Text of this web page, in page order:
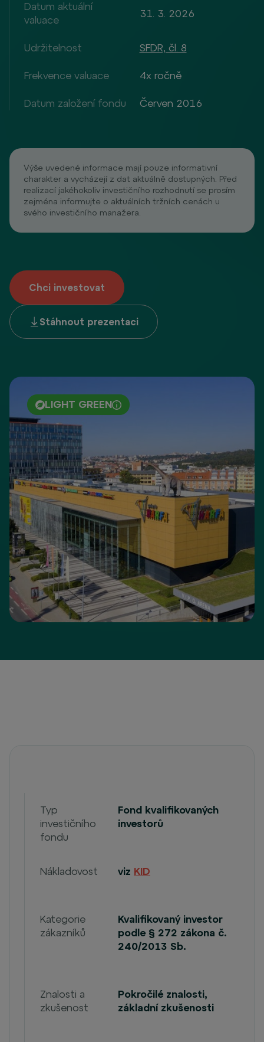
Datum aktuální
valuace
31. 3. 2026
Udržitelnost SFDR, čl. 8
Frekvence valuace 4x ročně
Datum založení fondu Červen 2016
Výše uvedené informace mají pouze informativní
charakter a vycházejí z dat aktuálně dostupných. Před
realizací jakéhokoliv investičního rozhodnutí se prosím
zejména informujte o aktuálních tržních cenách u
svého investičního manažera.
Chci investovat
Stáhnout prezentaci
LIGHT GREEN
Typ
investičního
fondu
Fond kvalifikovaných
investorů
Nákladovost viz KID
Kategorie
zákazníků
Kvalifikovaný investor
podle § 272 zákona č.
240/2013 Sb.
Znalosti a
zkušenost
Pokročilé znalosti,
základní zkušenosti